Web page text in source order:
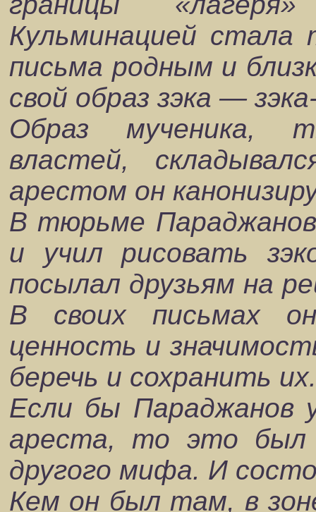
Кульминацией
письма родным и
свой образ зэка —
Образ мученика,
властей,
арестом он
В тюрьме
и учил рисовать
посылал друзьям на
В своих письмах
ценность и
беречь и сохранить их.
Если бы Параджанов
ареста, то это был
другого мифа. И
Кем он был там, в